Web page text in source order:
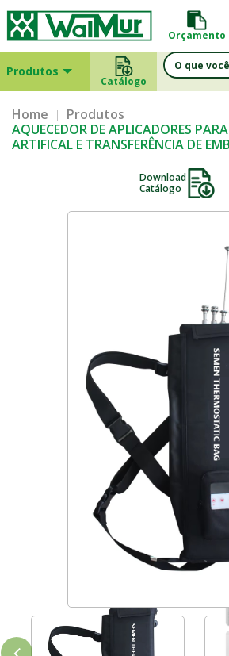
Orçamento
Produtos
Catálogo
Home
Produtos
AQUECEDOR DE APLICADORES
ARTIFICAL E TRANSFERÊNCIA DE
Download
Catálogo